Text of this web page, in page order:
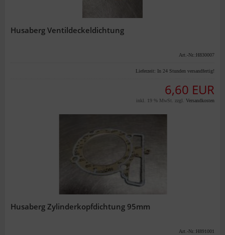
Husaberg Ventildeckeldichtung
Art.-Nr.:H830007
Lieferzeit: In 24 Stunden versandfertig!
6,60 EUR
inkl. 19 % MwSt. zzgl. Versandkosten
Husaberg Zylinderkopfdichtung 95mm
Art.-Nr.:H891001